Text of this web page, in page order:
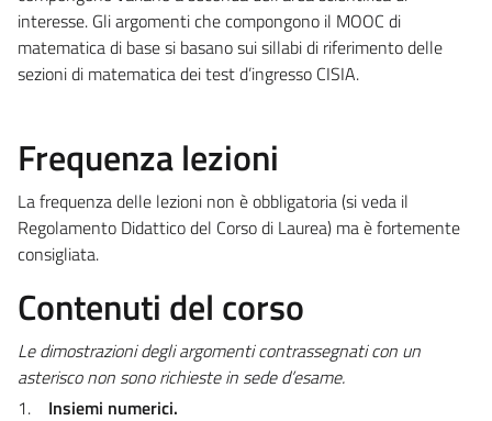
interesse. Gli argomenti che compongono il MOOC di
matematica di base si basano sui sillabi di riferimento delle
sezioni di matematica dei test d’ingresso CISIA.
Frequenza lezioni
La frequenza delle lezioni non è obbligatoria (si veda il
Regolamento Didattico del Corso di Laurea) ma è fortemente
consigliata.
Contenuti del corso
Le dimostrazioni degli argomenti contrassegnati con un
asterisco non sono richieste in sede d’esame.
1.
Insiemi numerici.